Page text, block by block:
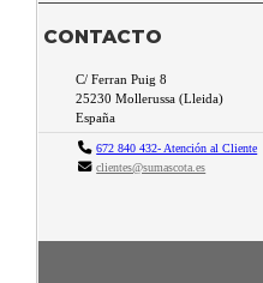
CONTACTO
C/ Ferran Puig 8
25230 Mollerussa (Lleida)
España
672 840 432- Atención al Cliente
clientes@sumascota.es